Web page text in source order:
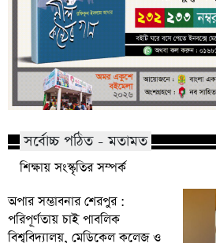
সর্বোচ্চ পঠিত - মতামত
শিক্ষায় সংস্কৃতির সম্পর্ক
অপার সম্ভাবনার শেরপুর :
পরিপূর্ণতায় চাই পাবলিক
বিশ্ববিদ্যালয়, মেডিকেল কলেজ ও